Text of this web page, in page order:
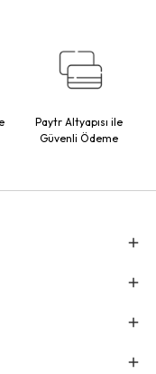
Paytr Altyapısı ile
Güvenli Ödeme